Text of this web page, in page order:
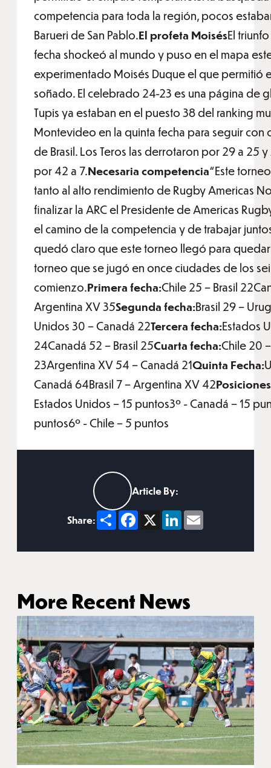
competencia para toda la región, pocos
Barueri de San Pablo.El profeta MoisésEl
fecha shockeó al mundo y puso en el mapa
experimentado Moisés Duque el que permitió
soñado. El celebrado 24-23 es una página de
Tupis ya estaban en el puesto 38 del ranking
Montevideo en la quinta fecha para seguir
de Brasil. Los Teros las derrotaron por 29 a 25
por 42 a 7.Necesaria competencia“Este
tanto al alto rendimiento de Rugby Americas
finalizar la ARC el Presidente de Americas
el camino de la competencia y de trabajar
quedó claro que este torneo llegó para
torneo que se jugó en once ciudades de los
comienzo.Primera fecha:Chile 25 – Brasil
Argentina XV 35Segunda fecha:Brasil 29 –
Unidos 30 – Canadá 22Tercera fecha:Estados
24Canadá 52 – Brasil 25Cuarta fecha:Chile 20
23Argentina XV 54 – Canadá 21Quinta Fecha:
Canadá 64Brasil 7 – Argentina XV 42
Estados Unidos – 15 puntos3º - Canadá – 15
puntos6º - Chile – 5 puntos
Article By:
Share: ShareFacebook
X LinkedIn
Email
More Recent News